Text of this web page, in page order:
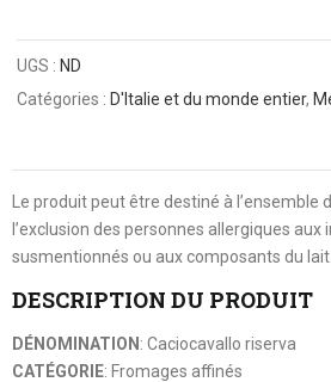
UGS : ND
Catégories : D'Italie et du monde entier,
Le produit peut être destiné à l’ensemble
l’exclusion des personnes allergiques aux
susmentionnés ou aux composants du lait.
DESCRIPTION DU PRODUIT
DÉNOMINATION : Caciocavallo riserva
CATÉGORIE: Fromages affinés